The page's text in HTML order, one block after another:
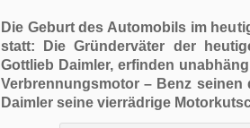
Die Geburt des Automobils im
statt: Die Gründerväter der
Gottlieb Daimler, erfinden
Verbrennungsmotor – Benz seinen
Daimler seine vierrädrige